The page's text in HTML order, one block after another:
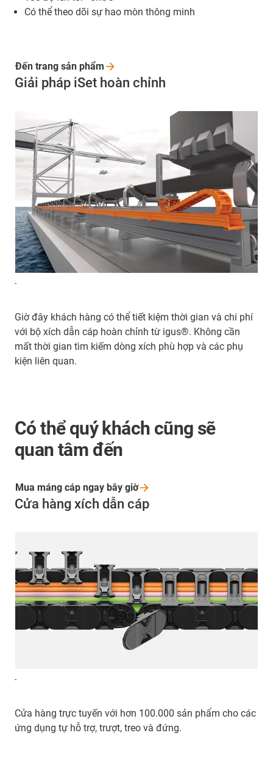
Có thể theo dõi sự hao mòn thông minh
Giải pháp iSet hoàn chỉnh
-
Giờ đây khách hàng có thể tiết kiệm thời gian và chi phí
với bộ xích dẫn cáp hoàn chỉnh từ igus®. Không cần
mất thời gian tìm kiếm dòng xích phù hợp và các phụ
kiện liên quan.
Đến trang sản phẩm
Có thể quý khách cũng sẽ
quan tâm đến
Cửa hàng xích dẫn cáp
-
Cửa hàng trực tuyến với hơn 100.000 sản phẩm cho các
ứng dụng tự hỗ trợ, trượt, treo và đứng.
Mua máng cáp ngay bây giờ